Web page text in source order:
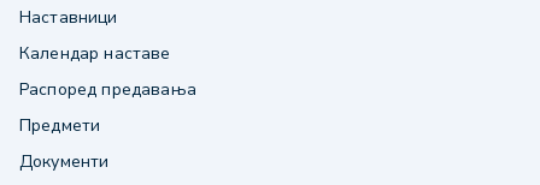
Наставници
Календар наставе
Распоред предавања
Предмети
Документи